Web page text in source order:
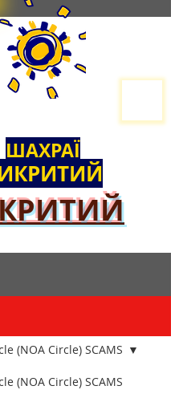
ШАХРАЇ
(NOA Circle) SCAMS
(NOA Circle) SCAMS